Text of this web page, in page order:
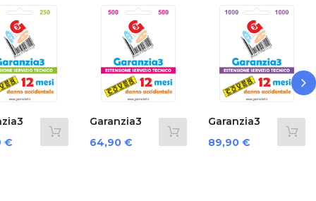
Garanzia3
Cover 12
Mesi...
64,90 €
Garanzia3
Cover 12
Mesi...
Prezzo
89,90 €
Garanzia3
Prezzo
124,90 €